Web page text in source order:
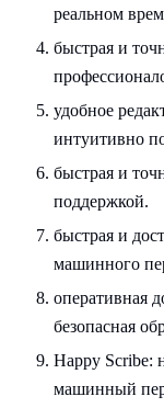
реальном
быстрая и
удобное
интуитивно
быстрая и
поддержкой.
быстрая и
машинного
оперативная
безопасная
Happy Scribe:
машинный